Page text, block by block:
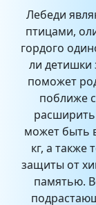
Лебеди
птицами,
гордого
ли детишки
поможет
поближе
может быть
кг, а также
защиты от
памятью.